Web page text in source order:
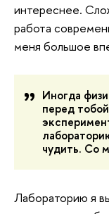
интереснее.
работа
меня большое
Иногда
перед
чудить. Со
Лабораторию я